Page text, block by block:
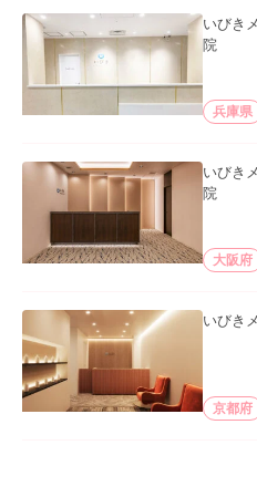
いびき
院
兵庫県
いびき
院
大阪府
いびき
京都府